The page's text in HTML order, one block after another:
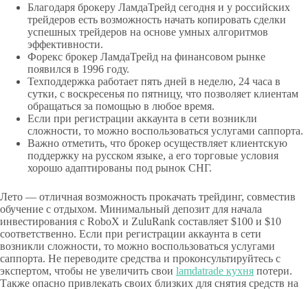
Благодаря брокеру ЛамдаТрейд сегодня и у российских
трейдеров есть возможность начать копировать сделки
успешных трейдеров на основе умных алгоритмов
эффективности.
Форекс брокер ЛамдаТрейд на финансовом рынке
появился в 1996 году.
Техподдержка работает пять дней в неделю, 24 часа в
сутки, с воскресенья по пятницу, что позволяет клиентам
обращаться за помощью в любое время.
Если при регистрации аккаунта в сети возникли
сложности, то можно воспользоваться услугами саппорта.
Важно отметить, что брокер осуществляет клиентскую
поддержку на русском языке, а его торговые условия
хорошо адаптированы под рынок СНГ.
Лето — отличная возможность прокачать трейдинг, совместив
обучение с отдыхом. Минимальный депозит для начала
инвестирования с RoboX и ZuluRank составляет $100 и $10
соответственно. Если при регистрации аккаунта в сети
возникли сложности, то можно воспользоваться услугами
саппорта. Не переводите средства и проконсультируйтесь с
экспертом, чтобы не увеличить свои lamdatrade кухня потери.
Также опасно привлекать своих близких для снятия средств на